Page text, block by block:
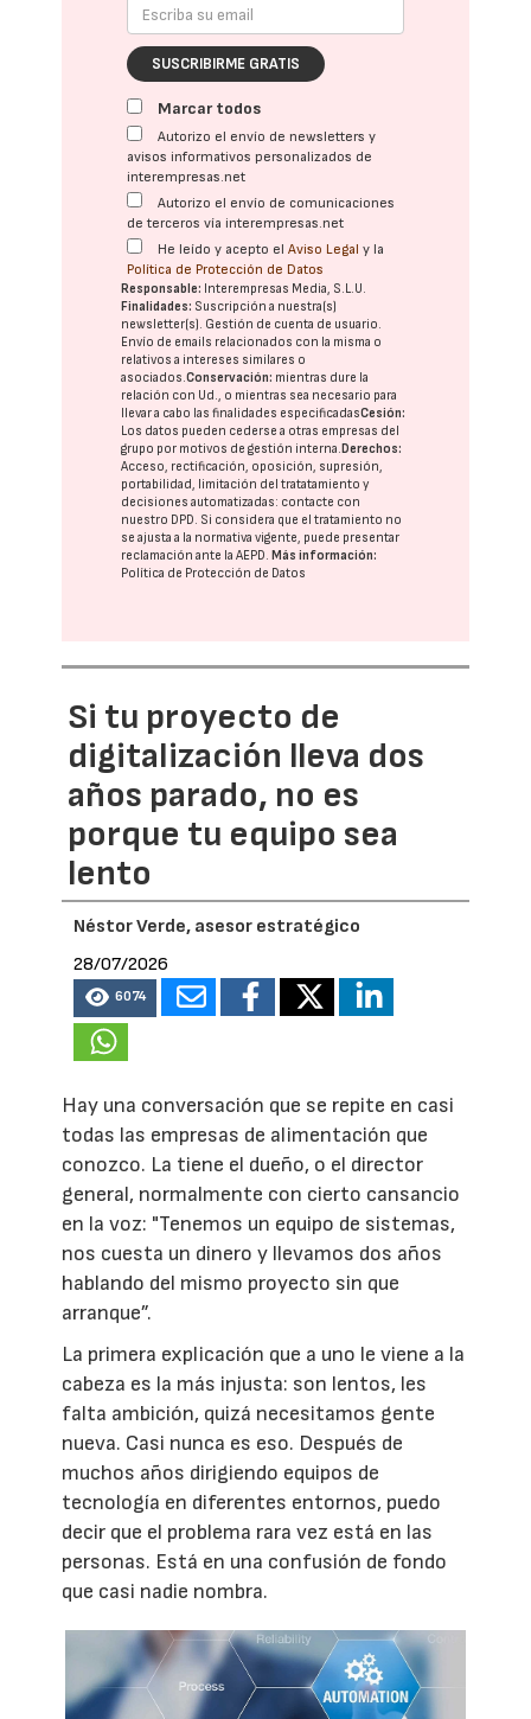
SUSCRIBIRME GRATIS
Marcar todos
Autorizo el envío de newsletters y
avisos informativos personalizados de
interempresas.net
Autorizo el envío de comunicaciones
de terceros vía interempresas.net
He leído y acepto elAviso Legal y la
Política de Protección de Datos
Responsable: Interempresas Media, S.L.U.
Finalidades: Suscripción a nuestra(s)
newsletter(s). Gestión de cuenta de usuario.
Envío de emails relacionados con la misma o
relativos a intereses similares o
asociados.Conservación: mientras dure la
relación con Ud., o mientras sea necesario para
llevar a cabo las finalidades especificadasCesión:
Los datos pueden cederse a otras empresas del
grupo por motivos de gestión interna. Derechos:
Acceso, rectificación, oposición, supresión,
portabilidad, limitación del tratatamiento y
decisiones automatizadas: contacte con
nuestro DPD. Si considera que el tratamiento no
se ajusta a la normativa vigente, puede presentar
reclamación ante laAEPD. Más información:
Política de Protección de Datos
Si tu proyecto de
digitalización lleva dos
años parado, no es
porque tu equipo sea
lento
Néstor Verde, asesor estratégico
28/07/2026
6074
Hay una conversación que se repite en casi
todas las empresas de alimentación que
conozco. La tiene el dueño, o el director
general, normalmente con cierto cansancio
en la voz: "Tenemos un equipo de sistemas,
nos cuesta un dinero y llevamos dos años
hablando del mismo proyecto sin que
arranque”.
La primera explicación que a uno le viene a la
cabeza es la más injusta: son lentos, les
falta ambición, quizá necesitamos gente
nueva. Casi nunca es eso. Después de
muchos años dirigiendo equipos de
tecnología en diferentes entornos, puedo
decir que el problema rara vez está en las
personas. Está en una confusión de fondo
que casi nadie nombra.